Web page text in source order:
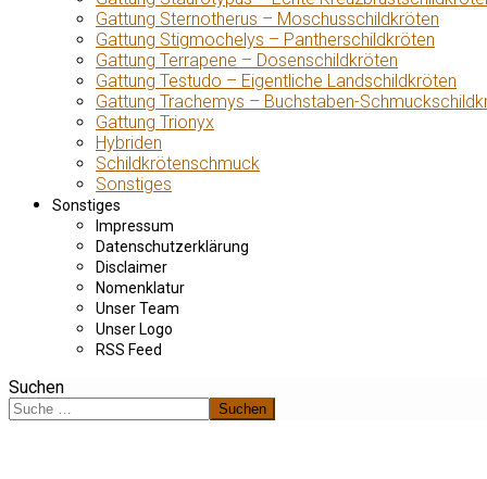
Gattung Sternotherus – Moschusschildkröten
Gattung Stigmochelys – Pantherschildkröten
Gattung Terrapene – Dosenschildkröten
Gattung Testudo – Eigentliche Landschildkröten
Gattung Trachemys – Buchstaben-
Gattung Trionyx
Hybriden
Schildkrötenschmuck
Sonstiges
Sonstiges
Impressum
Datenschutzerklärung
Disclaimer
Nomenklatur
Unser Team
Unser Logo
RSS Feed
Suchen
Suchen